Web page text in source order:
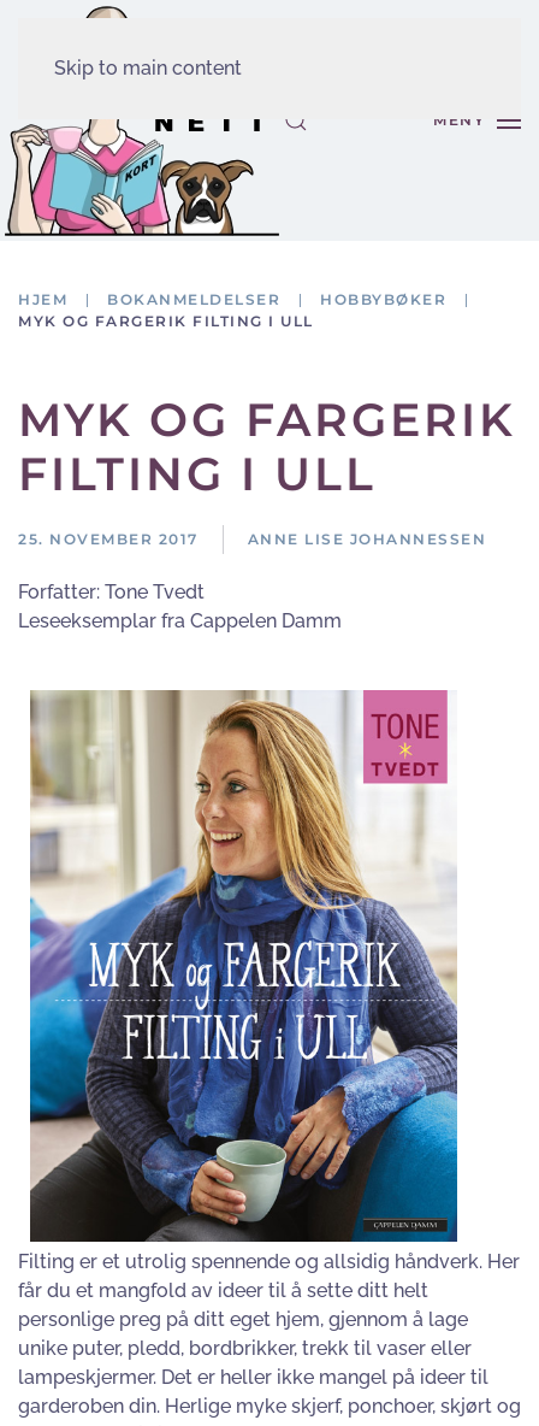
Skip to main content
MENY
HJEM BOKANMELDELSER
HOBBYBØKER
MYK OG FARGERIK FILTING I ULL
MYK OG FARGERIK
FILTING I ULL
25. NOVEMBER 2017 ANNE LISE JOHANNESSEN
Forfatter: Tone Tvedt
Leseeksemplar fra Cappelen Damm
Filting er et utrolig spennende og allsidig håndverk. Her
får du et mangfold av ideer til å sette ditt helt
personlige preg på ditt eget hjem, gjennom å lage
unike puter, pledd, bordbrikker, trekk til vaser eller
lampeskjermer. Det er heller ikke mangel på ideer til
garderoben din. Herlige myke skjerf, ponchoer, skjørt og